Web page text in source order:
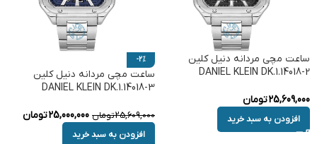
ساعت مچی مردانه دنیل کلین
DANIEL KLEIN DK.1.14018-2
25,609,000تومان
افزودن به سبد خرید
-2%
ساعت مچی مردانه دنیل کلین
DANIEL KLEIN DK.1.14018-3
25,609,000تومان 25,000,000تومان
افزودن به سبد خرید